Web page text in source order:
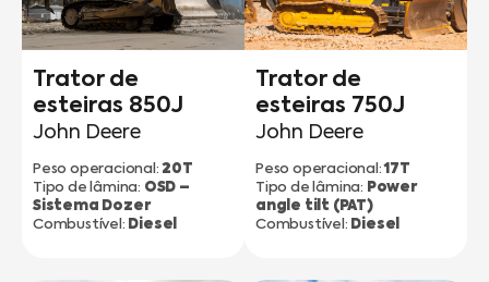
Trator de
esteiras 850J
John Deere
Peso operacional:20T
Tipo de lâmina: OSD –
Sistema Dozer
Combustível: Diesel
Trator de
esteiras 750J
John Deere
Peso operacional:17T
Tipo de lâmina: Power
angle tilt (PAT)
Combustível: Diesel